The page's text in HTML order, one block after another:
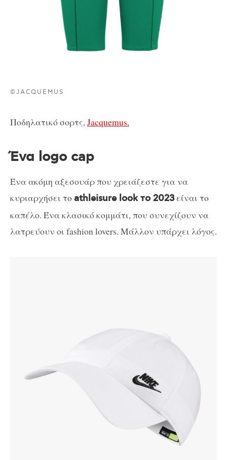
©JACQUEMUS
Ποδηλατικό σορτς,Jacquemus.
Ένα logo cap
Ένα ακόμη αξεσουάρ που χρειάζεστε για να
κυριαρχήσει τοathleisure look το 2023είναι το
καπέλο. Ένα κλασικό κομμάτι, που συνεχίζουν να
λατρεύουν οι fashion lovers. Μάλλον υπάρχει λόγος.